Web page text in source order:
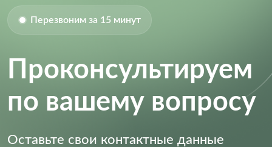
Перезвоним за 15 минут
Проконсультируем
по вашему вопросу
Оставьте свои контактные данные